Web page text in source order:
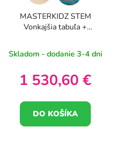
MASTERKIDZ STEM
Vonkajšia tabuľa +
Skladom - dodanie 3-4 dni
1 530,60 €
DO KOŠÍKA